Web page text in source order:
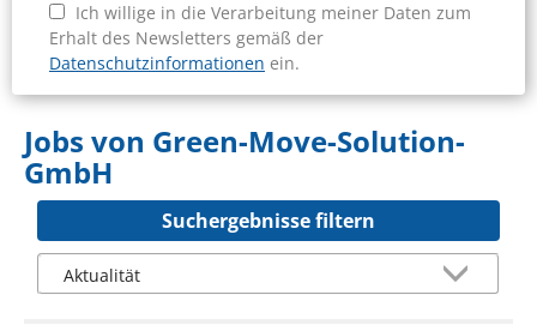
Ich willige in die Verarbeitung meiner Daten zum
Erhalt des Newsletters gemäß der
Datenschutzinformationen ein.
Jobs von Green-Move-Solution-
GmbH
Suchergebnisse filtern